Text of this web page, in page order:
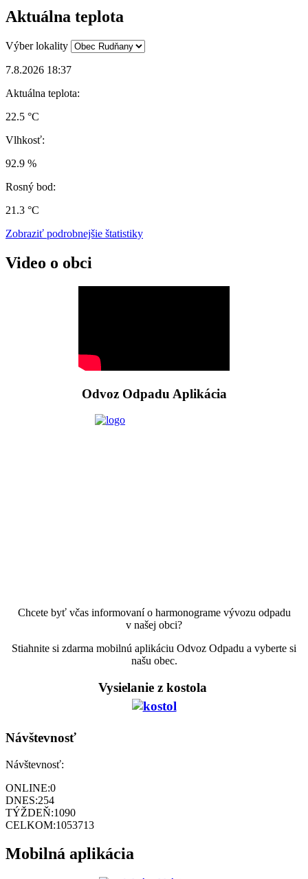
Aktuálna teplota
Výber lokality
7.8.2026 18:37
Aktuálna teplota:
22.5 °C
Vlhkosť:
92.9 %
Rosný bod:
21.3 °C
Zobraziť podrobnejšie štatistiky
Video o obci
Odvoz Odpadu Aplikácia
Chcete byť včas informovaní o harmonograme vývozu odpadu
v našej obci?
Stiahnite si zdarma mobilnú aplikáciu Odvoz Odpadu a vyberte si
našu obec.
Vysielanie z kostola
Návštevnosť
Návštevnosť:
ONLINE:0
DNES:254
TÝŽDEŇ:1090
CELKOM:1053713
Mobilná aplikácia